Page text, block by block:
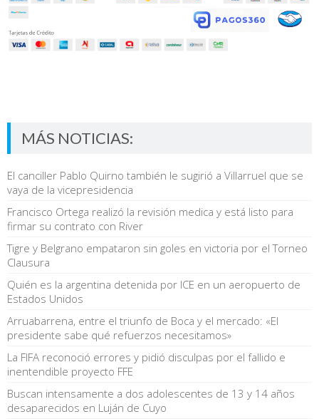
MÁS NOTICIAS:
El canciller Pablo Quirno también le sugirió a Villarruel que se
vaya de la vicepresidencia
Francisco Ortega realizó la revisión medica y está listo para
firmar su contrato con River
Tigre y Belgrano empataron sin goles en victoria por el Torneo
Clausura
Quién es la argentina detenida por ICE en un aeropuerto de
Estados Unidos
Arruabarrena, entre el triunfo de Boca y el mercado: «El
presidente sabe qué refuerzos necesitamos»
La FIFA reconoció errores y pidió disculpas por el fallido e
inentendible proyecto FFE
Buscan intensamente a dos adolescentes de 13 y 14 años
desaparecidos en Luján de Cuyo